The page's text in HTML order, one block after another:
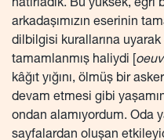
hatırladık. Bu yüksek, eğri
arkadaşımızın eserinin
dilbilgisi kurallarına
tamamlanmış haliydi [
kâğıt yığını, ölmüş bir
devam etmesi gibi
ondan alamıyordum. Oda
sayfalardan oluşan